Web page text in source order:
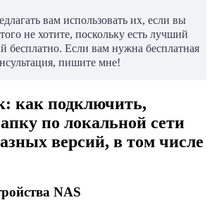
вам использовать их, если вы
не хотите, поскольку есть лучший
бесплатно. Если вам нужна бесплатная
пишите мне!
как подключить,
по локальной сети
версий, в том числе
NAS